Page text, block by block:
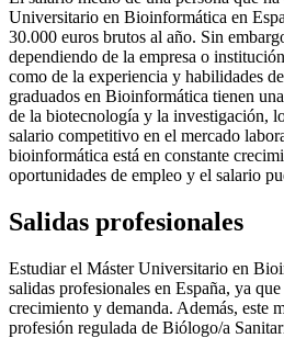
Universitario en Bioinformática en
30.000 euros brutos al año. Sin
dependiendo de la empresa o
como de la experiencia y habilidades
graduados en Bioinformática tienen
de la biotecnología y la investigación,
salario competitivo en el mercado
bioinformática está en constante
oportunidades de empleo y el salario
Salidas profesionales
Estudiar el Máster Universitario en
salidas profesionales en España, ya
crecimiento y demanda. Además, este
profesión regulada de Biólogo/a